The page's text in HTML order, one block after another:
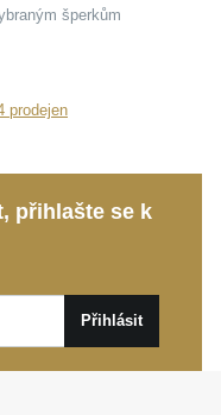
modrý kámen je
úprava
okamžiky,
den, vždy vám
šperkům
prodejen
přihlašte se k
Přihlásit